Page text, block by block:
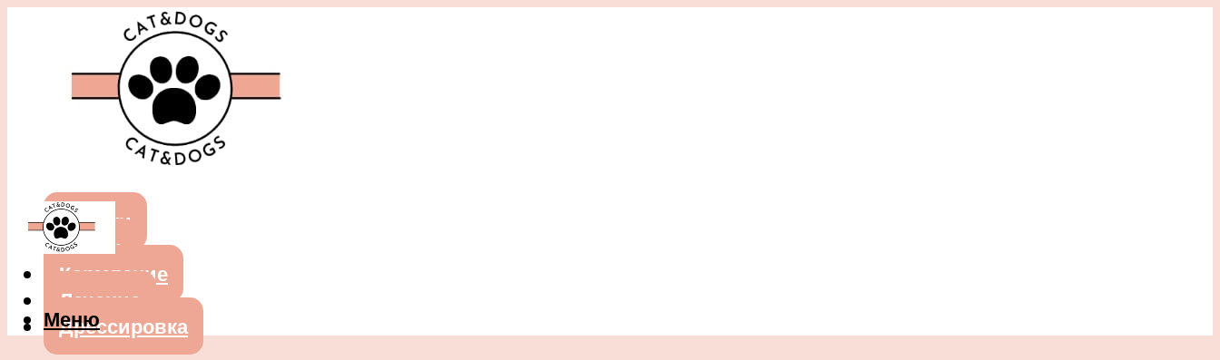
Собаки
Кошки
Кормление
Лечение
Дрессировка
Меню